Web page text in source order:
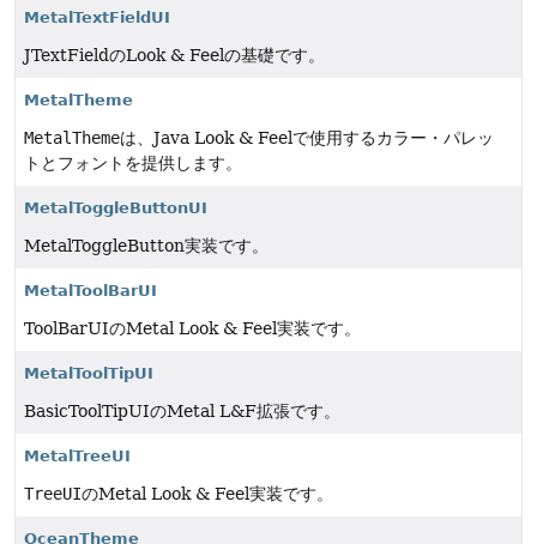
MetalTextFieldUI
JTextFieldのLook & Feelの基礎です。
MetalTheme
MetalThemeは、Java Look & Feelで使用するカラー・パレッ
トとフォントを提供します。
MetalToggleButtonUI
MetalToggleButton実装です。
MetalToolBarUI
ToolBarUIのMetal Look & Feel実装です。
MetalToolTipUI
BasicToolTipUIのMetal L&F拡張です。
MetalTreeUI
TreeUIのMetal Look & Feel実装です。
OceanTheme